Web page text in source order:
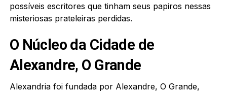
possíveis escritores que tinham seus papiros nessas
misteriosas prateleiras perdidas.
O Núcleo da Cidade de
Alexandre, O Grande
Alexandria foi fundada por Alexandre, O Grande,